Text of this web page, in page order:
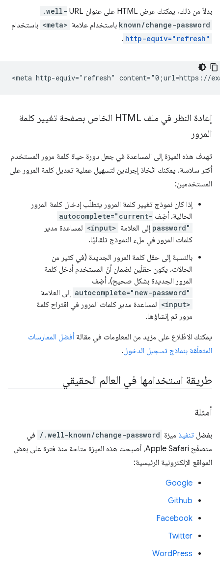
بدلاً من ذلك، يمكنك عرض HTML على عنوان URL
.well-
known/change-password باستخدام علامة <meta> باستخدام
http-equiv="refresh"
.
إعادة النظر في ملف HTML الخاص بصفحة تغيير كلمة
المرور
تهدف هذه الميزة إلى المساعدة في جعل دورة حياة كلمة مرور المستخدم
أكثر سلاسة. يمكنك اتّخاذ إجراءَين لتسهيل عملية تعديل كلمة المرور على
المستخدمين:
إذا كان نموذج تغيير كلمة المرور يتطلّب إدخال كلمة المرور
الحالية، أضِف autocomplete="current-
password" إلى العلامة <input> لمساعدة مدير
كلمات المرور في ملء النموذج تلقائيًا.
بالنسبة إلى حقل كلمة المرور الجديدة (في كثير من
الحالات، يكون حقلَين لضمان أنّ المستخدم أدخل كلمة
المرور الجديدة بشكل صحيح)، أضِف
autocomplete="new-password" إلى العلامة
<input> لمساعدة مدير كلمات المرور في اقتراح كلمة
مرور تم إنشاؤها.
يمكنك الاطّلاع على مزيد من المعلومات في مقالة أفضل الممارسات
المتعلّقة بنماذج تسجيل الدخول.
طريقة استخدامها في العالم الحقيقي
أمثلة
بفضل تنفيذ ميزة /.well-known/change-password في
متصفّح Apple Safari، أصبحت هذه الميزة متاحة منذ فترة على بعض
المواقع الإلكترونية الرئيسية:
Google
Github
Facebook
Twitter
WordPress